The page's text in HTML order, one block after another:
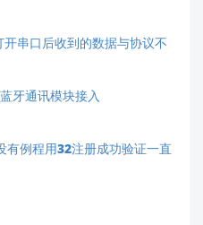
串口后收到的数据与协议不
牙通讯模块接入
例程用32注册成功验证一直